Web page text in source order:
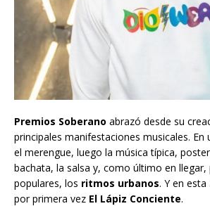
Premios Soberano abrazó desde su
principales manifestaciones musicales. En
el merengue, luego la música típica,
bachata, la salsa y, como último en
populares, los ritmos urbanos. Y en esta
por primera vez El Lápiz Conciente.